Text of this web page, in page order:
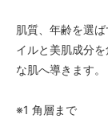
肌質、年齢を選
イルと美肌成分
な肌へ導きます。
※1 角層まで